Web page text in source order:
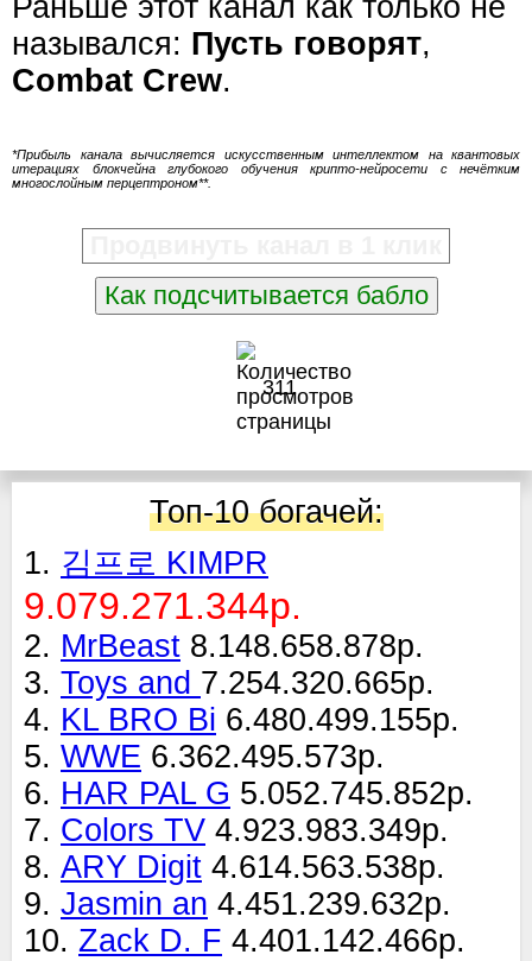
Раньше этот канал как только не
назывался: Пусть говорят,
Combat Crew.
*Прибыль канала вычисляется искусственным интеллектом на квантовых
итерациях блокчейна глубокого обучения крипто-нейросети с нечётким
многослойным перцептроном**.
Как подсчитывается бабло
311
Топ-10 богачей:
1. 김프로 KIMPR
9.079.271.344р.
2. MrBeast 8.148.658.878р.
3. Toys and 7.254.320.665р.
4. KL BRO Bi 6.480.499.155р.
5. WWE 6.362.495.573р.
6. HAR PAL G 5.052.745.852р.
7. Colors TV 4.923.983.349р.
8. ARY Digit 4.614.563.538р.
9. Jasmin an 4.451.239.632р.
10. Zack D. F 4.401.142.466р.